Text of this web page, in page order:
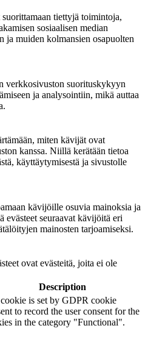
tiettyjä toimintoja,
sosiaalisen median
ja muiden kolmansien osapuolten
verkkosivuston suorituskykyyn
ja analysointiin, mikä auttaa
miten kävijät ovat
kanssa. Niillä kerätään tietoa
käyttäytymisestä ja sivustolle
kävijöille osuvia mainoksia ja
seuraavat kävijöitä eri
mainosten tarjoamiseksi.
ovat evästeitä, joita ei ole
Description
is set by GDPR cookie
to record the user consent for the
in the category "Functional".